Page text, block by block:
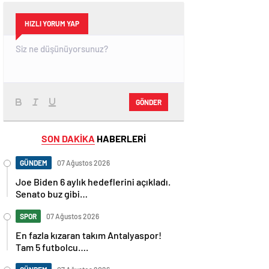
HIZLI YORUM YAP
GÖNDER
SON DAKİKA HABERLERİ
GÜNDEM 07 Ağustos 2026
Joe Biden 6 aylık hedeflerini açıkladı.
Senato buz gibi…
SPOR 07 Ağustos 2026
En fazla kızaran takım Antalyaspor!
Tam 5 futbolcu….